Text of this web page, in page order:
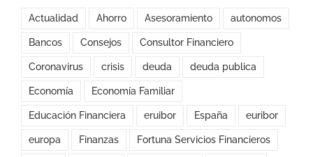
Actualidad Ahorro Asesoramiento autonomos
Bancos Consejos Consultor Financiero
Coronavirus crisis deuda deuda publica
Economía Economía Familiar
Educación Financiera eruibor España euribor
europa Finanzas Fortuna Servicios Financieros